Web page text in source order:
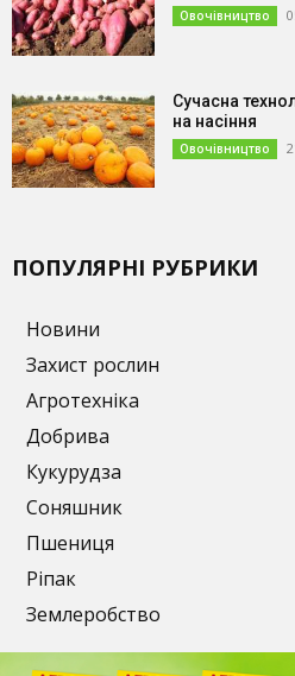
Овочівництво
Сучасна
на насіння
Овочівництво
ПОПУЛЯРНІ РУБРИКИ
Новини
Захист рослин
Агротехніка
Добрива
Кукурудза
Соняшник
Пшениця
Ріпак
Землеробство